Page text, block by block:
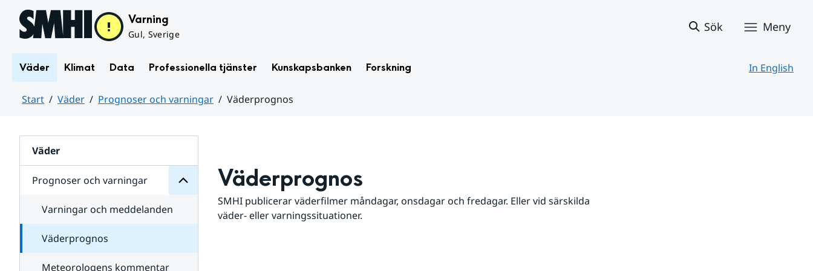
Hoppa till sidans innehåll Varning
Gul, Sverige
Sök Meny
Väder Klimat Data Professionella tjänster Kunskapsbanken Forskning In English
Start Väder Prognoser och varningar
Väderprognos
Väder
Prognoser och varningar
för
varningar
Varningar och meddelanden
Väderprognos
Meteorologens kommentar
Väderprognos
SMHI publicerar väderfilmer måndagar, onsdagar och fredagar. Eller vid särskilda
väder- eller varningssituationer.